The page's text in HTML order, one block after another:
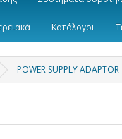
Κατάλογοι
POWER SUPPLY ADAPTOR